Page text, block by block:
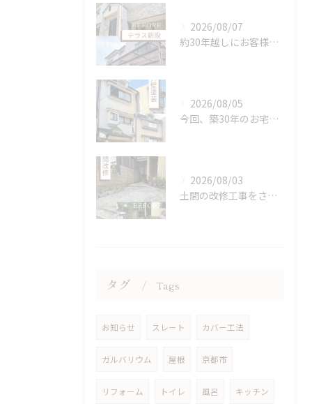
2026/08/07
約30年越しにお客様の夢だったテラス屋根を新設。
2026/08/05
今回、築30年のお宅で初の補修と塗装を行ないました。
2026/08/03
土間の改修工事をさせていただきました。
タグ Tags
お知らせ スレート カバー工法
ガルバリウム 屋根 京都市
リフォーム トイレ 風呂 キッチン